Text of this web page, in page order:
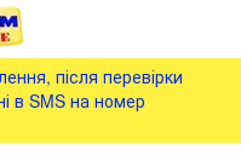
після перевірки
в SMS на номер